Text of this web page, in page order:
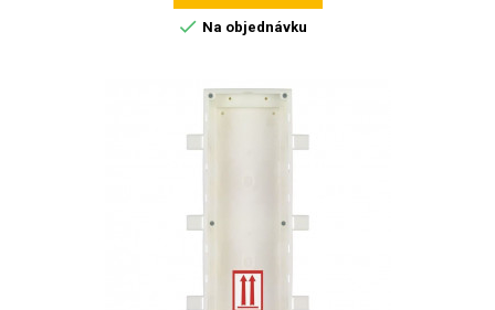
 Na objednávku